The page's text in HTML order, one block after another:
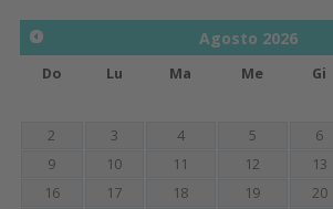
Agosto 2026
Do Lu Ma Me Gi
2
3 4 5 6
9
10 11 12 13
16
17 18 19 20